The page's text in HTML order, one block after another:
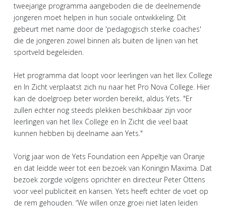
tweejarige programma aangeboden die de deelnemende
jongeren moet helpen in hun sociale ontwikkeling. Dit
gebeurt met name door de 'pedagogisch sterke coaches'
die de jongeren zowel binnen als buiten de lijnen van het
sportveld begeleiden.
Het programma dat loopt voor leerlingen van het Ilex College
en In Zicht verplaatst zich nu naar het Pro Nova College. Hier
kan de doelgroep beter worden bereikt, aldus Yets. "Er
zullen echter nog steeds plekken beschikbaar zijn voor
leerlingen van het Ilex College en In Zicht die veel baat
kunnen hebben bij deelname aan Yets."
Vorig jaar won de Yets Foundation een Appeltje van Oranje
en dat leidde weer tot een bezoek van Koningin Maxima. Dat
bezoek zorgde volgens oprichter en directeur Peter Ottens
voor veel publiciteit en kansen. Yets heeft echter de voet op
de rem gehouden. “We willen onze groei niet laten leiden